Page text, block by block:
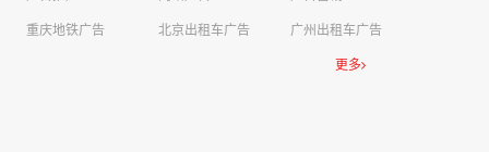
重庆地铁广告 北京出租车广告 广州出租车广告
更多